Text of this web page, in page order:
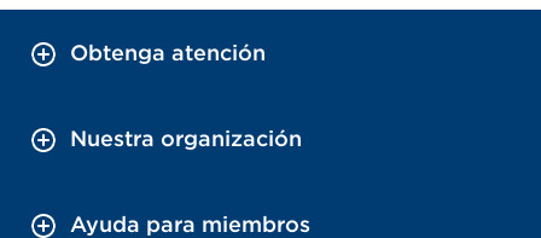
Obtenga atención
Nuestra organización
Ayuda para miembros